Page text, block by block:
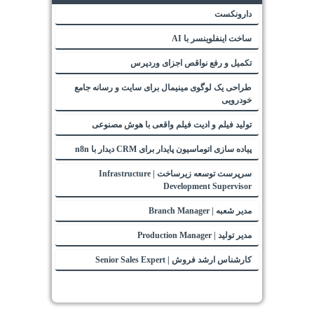
دارونکست
ساخت اینفلوینسر با AI
تکمیل و رفع نواقص اجزای وردپرس
طراحی یک لوگوی مینیمال برای سایت و رسانه جامع
خودرویی
تولید فیلم و ادیت فیلم واقعی با هوش مصنوعی
پیاده سازی اتوماسیون پایدار برای CRM دیدار با n8n
سرپرست توسعه زیرساخت | Infrastructure
Development Supervisor
مدیر شعبه | Branch Manager
مدیر تولید | Production Manager
کارشناس ارشد فروش | Senior Sales Expert